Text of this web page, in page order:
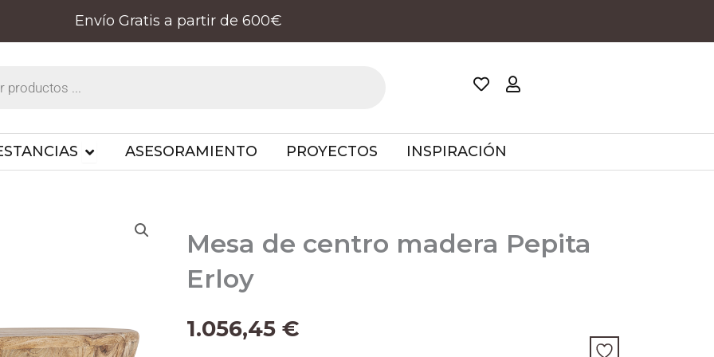
Envío Gratis a partir de 600€
OPEN ESTANCIAS
ASESORAMIENTO PROYECTOS INSPIRACIÓN
Mesa de centro madera Pepita
Erloy
1.056,45 €